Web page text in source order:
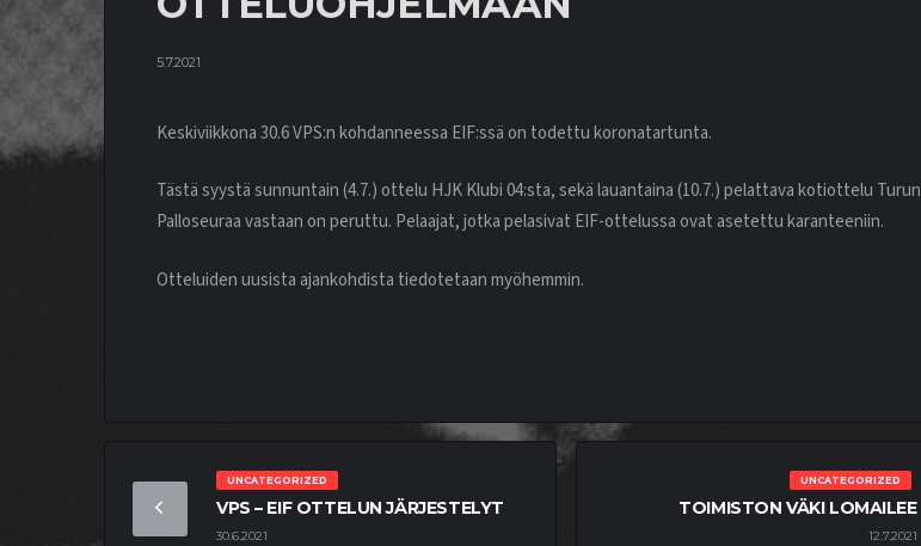
5.7.2021
Keskiviikkona 30.6 VPS:n kohdanneessa EIF:ssä on todettu koronatartunta.
Tästä syystä sunnuntain (4.7.) ottelu HJK Klubi 04:sta, sekä lauantaina (10.7.) pelattava kotiottelu Turun
Palloseuraa vastaan on peruttu. Pelaajat, jotka pelasivat EIF-ottelussa ovat asetettu karanteeniin.
Otteluiden uusista ajankohdista tiedotetaan myöhemmin.
UNCATEGORIZED
VPS – EIF OTTELUN JÄRJESTELYT
30.6.2021
UNCATEGORIZED
TOIMISTON VÄKI LOMAILEE
12.7.2021